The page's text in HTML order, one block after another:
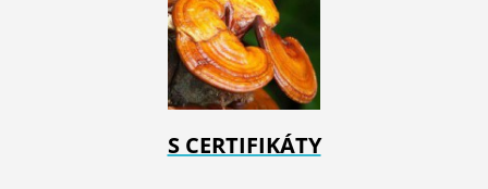
S CERTIFIKÁTY